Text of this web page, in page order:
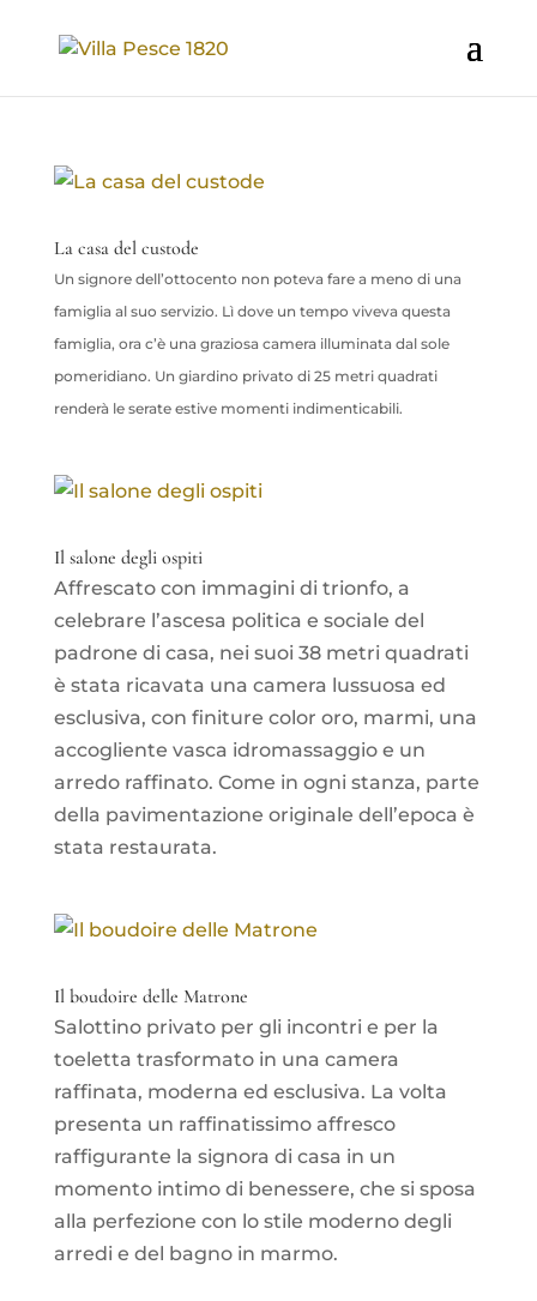
La casa del custode
Un signore dell’ottocento non poteva fare a meno di una
famiglia al suo servizio. Lì dove un tempo viveva questa
famiglia, ora c’è una graziosa camera illuminata dal sole
pomeridiano. Un giardino privato di 25 metri quadrati
renderà le serate estive momenti indimenticabili.
Il salone degli ospiti
Affrescato con immagini di trionfo, a
celebrare l’ascesa politica e sociale del
padrone di casa, nei suoi 38 metri quadrati
è stata ricavata una camera lussuosa ed
esclusiva, con finiture color oro, marmi, una
accogliente vasca idromassaggio e un
arredo raffinato. Come in ogni stanza, parte
della pavimentazione originale dell’epoca è
stata restaurata.
Il boudoire delle Matrone
Salottino privato per gli incontri e per la
toeletta trasformato in una camera
raffinata, moderna ed esclusiva. La volta
presenta un raffinatissimo affresco
raffigurante la signora di casa in un
momento intimo di benessere, che si sposa
alla perfezione con lo stile moderno degli
arredi e del bagno in marmo.